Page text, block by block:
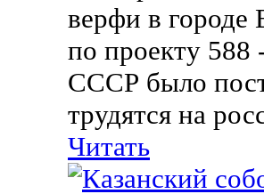
верфи в городе
по проекту 588
СССР было
трудятся на
Читать